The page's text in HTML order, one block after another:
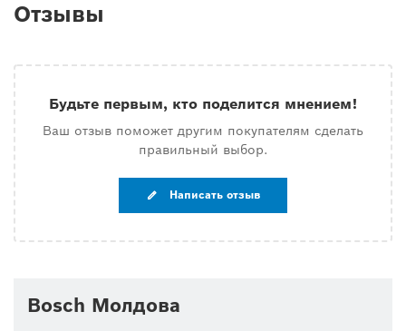
Отзывы
Будьте первым, кто поделится мнением!
Ваш отзыв поможет другим покупателям сделать
правильный выбор.
Написать отзыв
Bosch Молдова